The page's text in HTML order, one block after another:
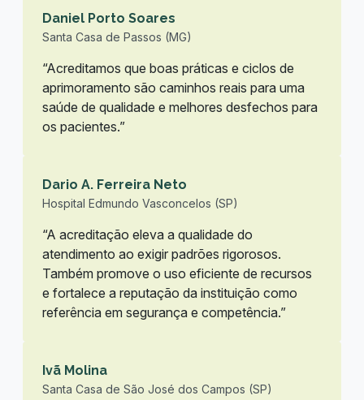
Daniel Porto Soares
Santa Casa de Passos (MG)
“Acreditamos que boas práticas e ciclos de
aprimoramento são caminhos reais para uma
saúde de qualidade e melhores desfechos para
os pacientes.”
Dario A. Ferreira Neto
Hospital Edmundo Vasconcelos (SP)
“A acreditação eleva a qualidade do
atendimento ao exigir padrões rigorosos.
Também promove o uso eficiente de recursos
e fortalece a reputação da instituição como
referência em segurança e competência.”
Ivã Molina
Santa Casa de São José dos Campos (SP)